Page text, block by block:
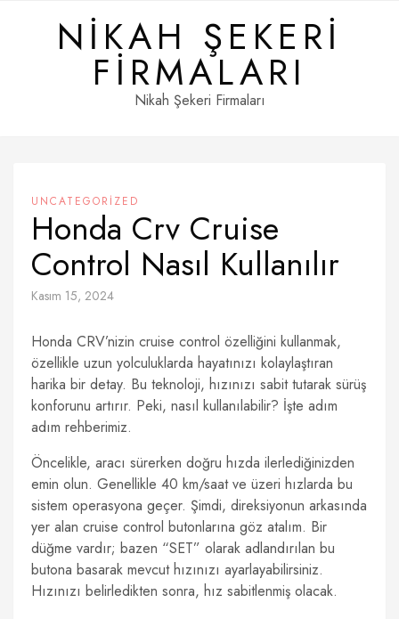
NIKAH ŞEKERI
FIRMALARI
Nikah Şekeri Firmaları
UNCATEGORIZED
Honda Crv Cruise
Control Nasıl Kullanılır
Kasım 15, 2024
Honda CRV’nizin cruise control özelliğini kullanmak,
özellikle uzun yolculuklarda hayatınızı kolaylaştıran
harika bir detay. Bu teknoloji, hızınızı sabit tutarak sürüş
konforunu artırır. Peki, nasıl kullanılabilir? İşte adım
adım rehberimiz.
Öncelikle, aracı sürerken doğru hızda ilerlediğinizden
emin olun. Genellikle 40 km/saat ve üzeri hızlarda bu
sistem operasyona geçer. Şimdi, direksiyonun arkasında
yer alan cruise control butonlarına göz atalım. Bir
düğme vardır; bazen “SET” olarak adlandırılan bu
butona basarak mevcut hızınızı ayarlayabilirsiniz.
Hızınızı belirledikten sonra, hız sabitlenmiş olacak.